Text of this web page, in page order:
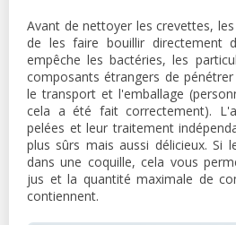
Avant de nettoyer les crevettes,
de les faire bouillir directement
empêche les bactéries, les
composants étrangers de
le transport et l'emballage
cela a été fait correctement).
pelées et leur traitement
plus sûrs mais aussi délicieux. Si
dans une coquille, cela vous
jus et la quantité maximale de
contiennent.